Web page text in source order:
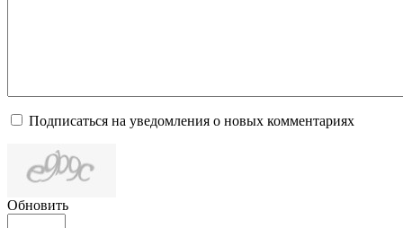
Подписаться на уведомления о новых комментариях
Обновить